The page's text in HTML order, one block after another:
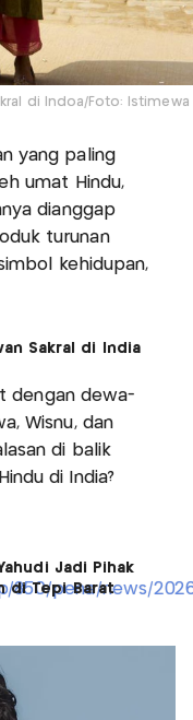
di Indoa/Foto: Istimewa
yang paling
umat Hindu,
dianggap
turunan
kehidupan,
Sakral di India
dengan dewa-
Wisnu, dan
di balik
di India?
Jadi Pihak
di Tepi Barat